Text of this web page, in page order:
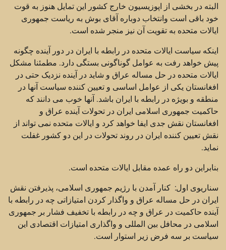
البته در بخشی از اپوزیسیون خارج کشور این تمایل هنوز به قوت
خود باقی است وانتخاب دوباره آقای بوش به ریاست جمهوری
ایالات متحده به تقویت آن نیز منجر شده است.
اینکه سیاست ایالات متحده در رابطه با ایران در دور آینده چگونه
پیش خواهد رفت به عوامل گوناگونی بستگی دارد. مطمئنا مشکل
ایالات متحده در حل مساله عراق و شاید در آینده نزدیک حتی در
افغانستان یکی از عوامل اساسی و تعیین کننده سیاست آنها در
منطقه و بويژه در رابطه با ایران باشد. آنها خوب می دانند که
حاکمیت جمهوری اسلامی ایران در تحولات آینده عراق و
افغانستان نقش جدی ایفا خواهد کرد و ایالات متحده نمی تواند از
نقش تعیین کننده ایران در روند تحولات در این دو کشور غفلت
نماید.
بنابراین دو راه عمده مقابل ایالات متحده است.
سناریوی اول: کنار آمدن با رژیم جمهوری اسلامی، پذیرفتن نقش
ایران در حل مساله عراق و واگذار کردن امتیازاتی چه در رابطه با
آینده حاکمیت در عراق و چه در رابطه با تخفیف فشار بر جمهوری
اسلامی در محافل بین المللی و واگذاری امتیازات اقتصادی این
سیاست بر سه فرض زیر استوار است.